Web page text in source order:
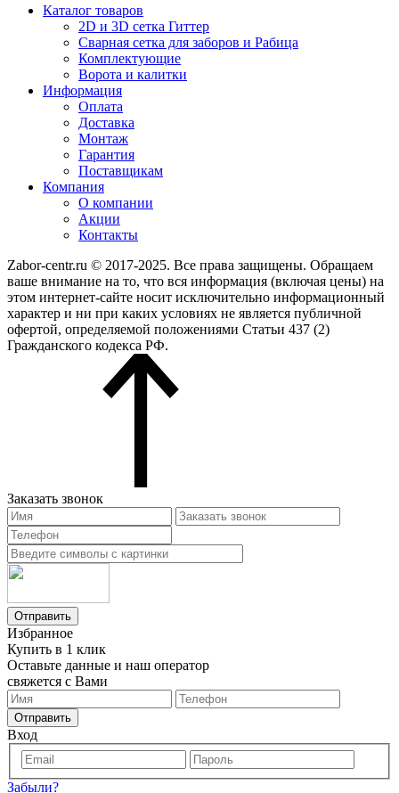
Каталог товаров
2D и 3D сетка Гиттер
Сварная сетка для заборов и Рабица
Комплектующие
Ворота и калитки
Информация
Оплата
Доставка
Монтаж
Гарантия
Поставщикам
Компания
О компании
Акции
Контакты
Zabor-centr.ru © 2017-2025. Все права защищены. Обращаем
ваше внимание на то, что вся информация (включая цены) на
этом интернет-сайте носит исключительно информационный
характер и ни при каких условиях не является публичной
офертой, определяемой положениями Статьи 437 (2)
Гражданского кодекса РФ.
Заказать звонок
Отправить
Избранное
Купить в 1 клик
Оставьте данные и наш оператор
свяжется с Вами
Отправить
Вход
Забыли?